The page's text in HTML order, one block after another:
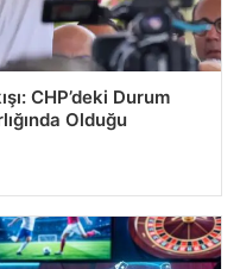
CHP’deki Durum
Olduğu